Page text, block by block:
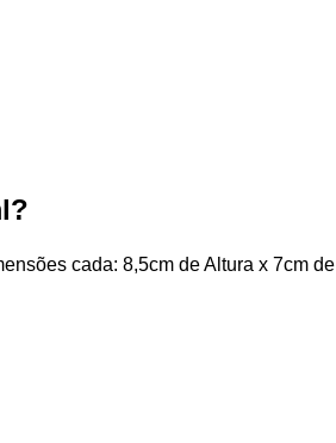
cada: 8,5cm de Altura x 7cm de